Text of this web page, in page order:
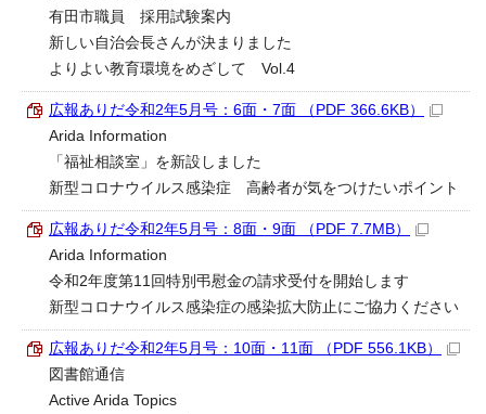
有田市職員 採用試験案内
新しい自治会長さんが決まりました
よりよい教育環境をめざして Vol.4
広報ありだ令和2年5月号：6面・7面 （PDF 366.6KB）
Arida Information
「福祉相談室」を新設しました
新型コロナウイルス感染症 高齢者が気をつけたいポイント
広報ありだ令和2年5月号：8面・9面 （PDF 7.7MB）
Arida Information
令和2年度第11回特別弔慰金の請求受付を開始します
新型コロナウイルス感染症の感染拡大防止にご協力ください
広報ありだ令和2年5月号：10面・11面 （PDF 556.1KB）
図書館通信
Active Arida Topics